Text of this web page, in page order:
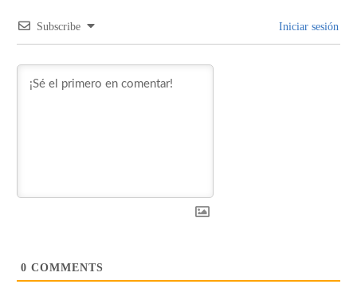
Subscribe Iniciar sesión
0 COMMENTS